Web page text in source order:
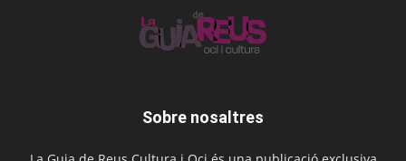
Sobre nosaltres